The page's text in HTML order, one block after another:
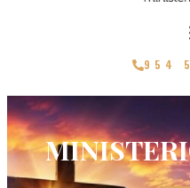
954